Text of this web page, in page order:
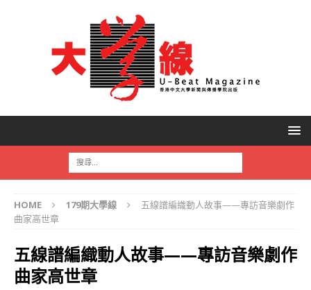
HOME 179期大學線
五線譜編織動人故事——專訪音樂劇作
曲家高世章
五線譜編織動人故事——專訪音樂劇作
曲家高世章